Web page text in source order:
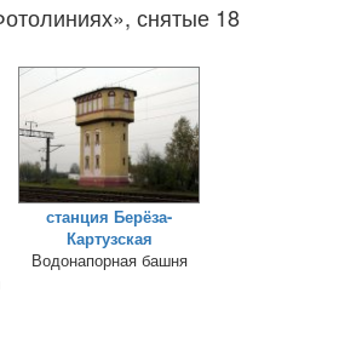
снятые 18
станция Берёза-
Картузская
Водонапорная башня